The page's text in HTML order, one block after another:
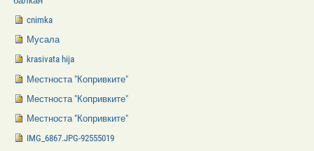
cnimka
Мусала
krasivata hija
Местноста "Копривките"
Местноста "Копривките"
Местноста "Копривките"
IMG_6867.JPG-92555019